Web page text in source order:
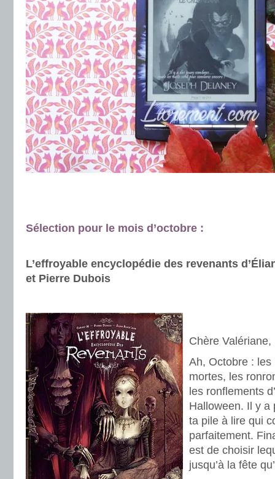
Sélection pour le mois d’octobre :
L’effroyable encyclopédie des revenants
et Pierre Dubois
Chère Valériane,
Ah, Octobre :
mortes, les
les ronflements
Halloween. Il y a
ta pile à lire qui
parfaitement.
est de choisir
jusqu’à la fête